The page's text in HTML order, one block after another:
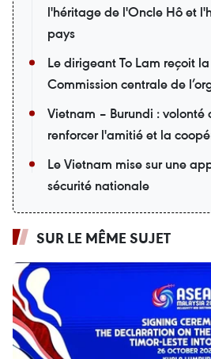
l'héritage de l'Oncle Hô et
pays
Le dirigeant To Lam reçoit
Commission centrale de
Vietnam – Burundi : volonté
renforcer l'amitié et la
Le Vietnam mise sur une
sécurité nationale
SUR LE MÊME SUJET